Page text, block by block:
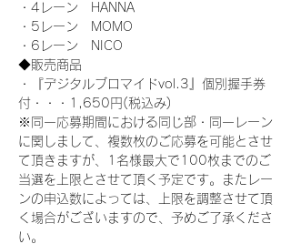
・4レーン　HANNA
・5レーン　MOMO
・6レーン　NICO
◆販売商品
・『デジタルブロマイドvol.3』個別握手券
付・・・1,650円(税込み)
※同一応募期間における同じ部・同一レーン
に関しまして、複数枚のご応募を可能とさせ
て頂きますが、1名様最大で100枚までのご
当選を上限とさせて頂く予定です。またレー
ンの申込数によっては、上限を調整させて頂
く場合がございますので、予めご了承くださ
い。